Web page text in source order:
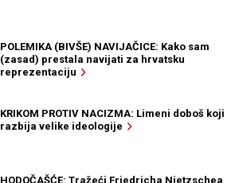
POLEMIKA (BIVŠE) NAVIJAČICE: Kako sam
(zasad) prestala navijati za hrvatsku
reprezentaciju
KRIKOM PROTIV NACIZMA: Limeni doboš koji
razbija velike ideologije
HODOČAŠĆE: Tražeći Friedricha Nietzschea